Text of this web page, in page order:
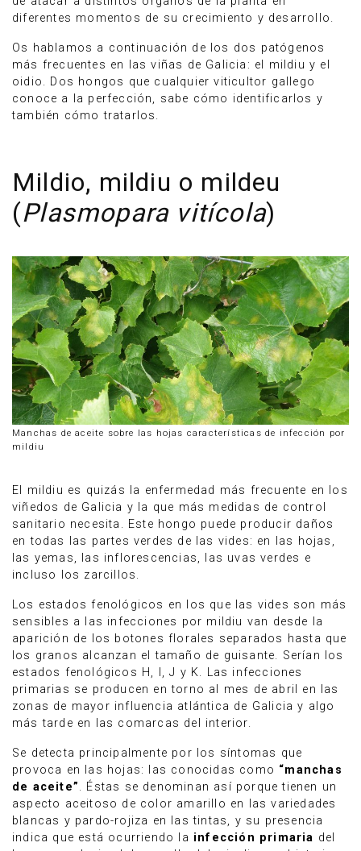
diferentes momentos de su crecimiento y desarrollo.
Os hablamos a continuación de los dos patógenos
más frecuentes en las viñas de Galicia: el mildiu y el
oidio. Dos hongos que cualquier viticultor gallego
conoce a la perfección, sabe cómo identificarlos y
también cómo tratarlos.
Mildio, mildiu o mildeu
(Plasmopara vitícola)
Manchas de aceite sobre las hojas características de infección por
mildiu
El mildiu es quizás la enfermedad más frecuente en los
viñedos de Galicia y la que más medidas de control
sanitario necesita. Este hongo puede producir daños
en todas las partes verdes de las vides: en las hojas,
las yemas, las inflorescencias, las uvas verdes e
incluso los zarcillos.
Los estados fenológicos en los que las vides son más
sensibles a las infecciones por mildiu van desde la
aparición de los botones florales separados hasta que
los granos alcanzan el tamaño de guisante. Serían los
estados fenológicos H, I, J y K. Las infecciones
primarias se producen en torno al mes de abril en las
zonas de mayor influencia atlántica de Galicia y algo
más tarde en las comarcas del interior.
Se detecta principalmente por los síntomas que
provoca en las hojas: las conocidas como “manchas
de aceite”. Éstas se denominan así porque tienen un
aspecto aceitoso de color amarillo en las variedades
blancas y pardo-rojiza en las tintas, y su presencia
indica que está ocurriendo la infección primaria del